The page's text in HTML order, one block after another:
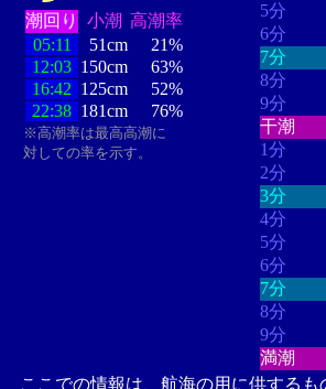
潮回り 小潮 高潮率
05:11
51cm
21%
12:03 150cm
63%
16:42 125cm
52%
22:38 181cm 76%
※高潮率は最高高潮に
対しての率を示す。
5分
6分
7分
8分
9分
干潮
1分
2分
3分
4分
5分
6分
7分
8分
9分
満潮
ここでの情報は、航海の用に供する